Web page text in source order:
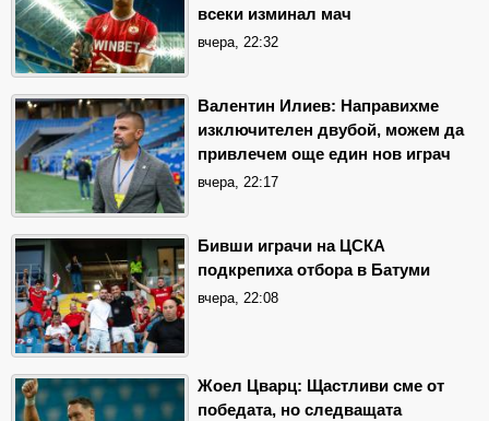
всеки изминал мач
вчера, 22:32
Валентин Илиев: Направихме
изключителен двубой, можем да
привлечем още един нов играч
вчера, 22:17
Бивши играчи на ЦСКА
подкрепиха отбора в Батуми
вчера, 22:08
Жоел Цварц: Щастливи сме от
победата, но следващата